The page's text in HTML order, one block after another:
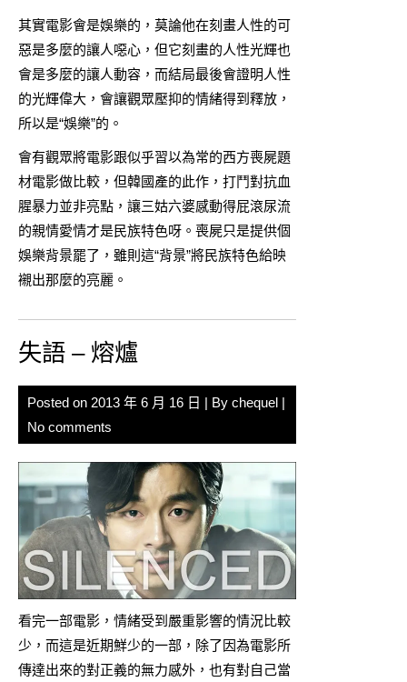
其實電影會是娛樂的，莫論他在刻畫人性的可
惡是多麼的讓人噁心，但它刻畫的人性光輝也
會是多麼的讓人動容，而結局最後會證明人性
的光輝偉大，會讓觀眾壓抑的情緒得到釋放，
所以是“娛樂”的。
會有觀眾將電影跟似乎習以為常的西方喪屍題
材電影做比較，但韓國產的此作，打鬥對抗血
腥暴力並非亮點，讓三姑六婆感動得屁滾尿流
的親情愛情才是民族特色呀。喪屍只是提供個
娛樂背景罷了，雖則這“背景”將民族特色給映
襯出那麼的亮麗。
失語 – 熔爐
Posted on 2013 年 6 月 16 日 | By chequel |
No comments
看完一部電影，情緒受到嚴重影響的情況比較
少，而這是近期鮮少的一部，除了因為電影所
傳達出來的對正義的無力感外，也有對自己當